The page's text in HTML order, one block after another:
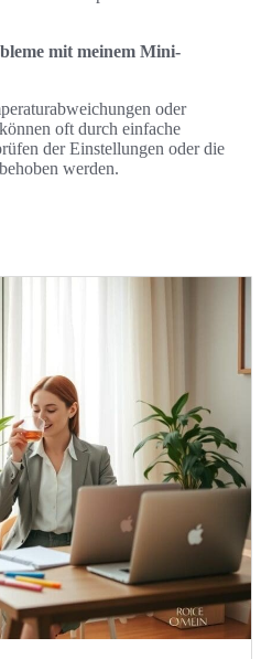
mit meinem Mini-
oder
oft durch einfache
der Einstellungen oder die
werden.